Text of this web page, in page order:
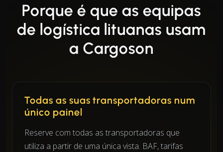
Porque é que as equipas
de logística lituanas usam
a Cargoson
Todas as suas transportadoras num
único painel
Reserve com todas as transportadoras que
utiliza a partir de uma única vista. BAF, tarifas